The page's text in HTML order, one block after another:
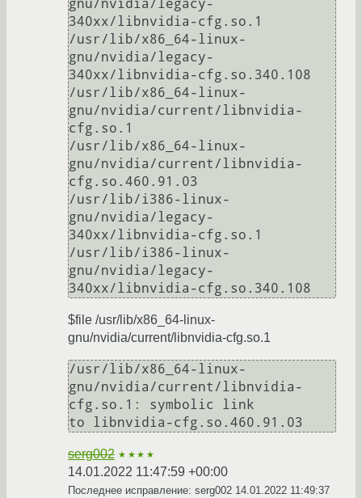
gnu/nvidia/legacy-
340xx/libnvidia-cfg.so.1
/usr/lib/x86_64-linux-
gnu/nvidia/legacy-
340xx/libnvidia-cfg.so.340.108
/usr/lib/x86_64-linux-
gnu/nvidia/current/libnvidia-
cfg.so.1
/usr/lib/x86_64-linux-
gnu/nvidia/current/libnvidia-
cfg.so.460.91.03
/usr/lib/i386-linux-
gnu/nvidia/legacy-
340xx/libnvidia-cfg.so.1
/usr/lib/i386-linux-
gnu/nvidia/legacy-
$file /usr/lib/x86_64-linux-
gnu/nvidia/current/libnvidia-cfg.so.1
/usr/lib/x86_64-linux-
gnu/nvidia/current/libnvidia-
cfg.so.1: symbolic link
serg002 ★★★★
14.01.2022 11:47:59 +00:00
Последнее исправление: serg002 14.01.2022 11:49:37